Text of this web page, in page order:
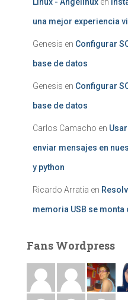
una mejor experiencia
Genesis en Configurar
base de datos
Genesis en Configurar
base de datos
Carlos Camacho en
enviar mensajes en
y python
Ricardo Arratia en
memoria USB se
Fans Wordpress